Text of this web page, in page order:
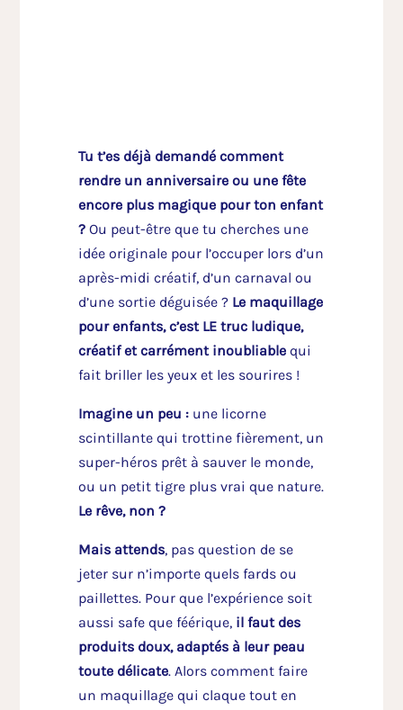
Tu t’es déjà demandé comment
rendre un anniversaire ou une fête
encore plus magique pour ton enfant
?Ou peut-être que tu cherches une
idée originale pour l’occuper lors d’un
après-midi créatif, d’un carnaval ou
d’une sortie déguisée ? Le maquillage
pour enfants, c’est LE truc ludique,
créatif et carrément inoubliablequi
fait briller les yeux et les sourires !
Imagine un peu :une licorne
scintillante qui trottine fièrement, un
super-héros prêt à sauver le monde,
ou un petit tigre plus vrai que nature.
Le rêve, non ?
Mais attends, pas question de se
jeter sur n’importe quels fards ou
paillettes. Pour que l’expérience soit
aussi safe que féérique, il faut des
produits doux, adaptés à leur peau
toute délicate. Alors comment faire
un maquillage qui claque tout en